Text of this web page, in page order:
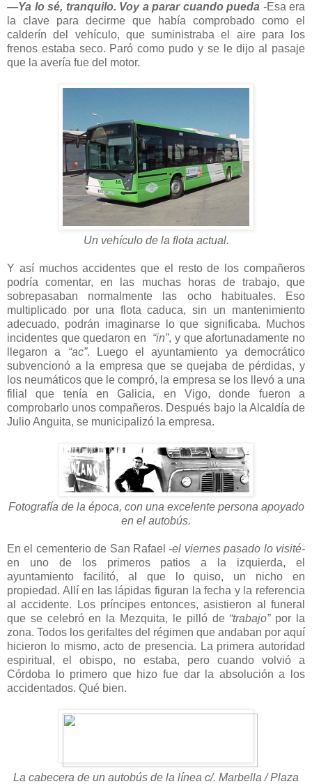
—Ya lo sé, tranquilo. Voy a parar cuando pueda -Esa era
la clave para decirme que había comprobado como el
calderín del vehículo, que suministraba el aire para los
frenos estaba seco. Paró como pudo y se le dijo al pasaje
que la avería fue del motor.
Un vehículo de la flota actual.
Y así muchos accidentes que el resto de los compañeros
podría comentar, en las muchas horas de trabajo, que
sobrepasaban normalmente las ocho habituales. Eso
multiplicado por una flota caduca, sin un mantenimiento
adecuado, podrán imaginarse lo que significaba. Muchos
incidentes que quedaron en “in”, y que afortunadamente no
llegaron a “ac”. Luego el ayuntamiento ya democrático
subvencionó a la empresa que se quejaba de pérdidas, y
los neumáticos que le compró, la empresa se los llevó a una
filial que tenía en Galicia, en Vigo, donde fueron a
comprobarlo unos compañeros. Después bajo la Alcaldía de
Julio Anguita, se municipalizó la empresa.
Fotografía de la época, con una excelente persona apoyado
en el autobús.
En el cementerio de San Rafael -el viernes pasado lo visité-
en uno de los primeros patios a la izquierda, el
ayuntamiento facilitó, al que lo quiso, un nicho en
propiedad. Allí en las lápidas figuran la fecha y la referencia
al accidente. Los príncipes entonces, asistieron al funeral
que se celebró en la Mezquita, le pilló de “trabajo” por la
zona. Todos los gerifaltes del régimen que andaban por aquí
hicieron lo mismo, acto de presencia. La primera autoridad
espiritual, el obispo, no estaba, pero cuando volvió a
Córdoba lo primero que hizo fue dar la absolución a los
accidentados. Qué bien.
La cabecera de un autobús de la línea c/. Marbella / Plaza